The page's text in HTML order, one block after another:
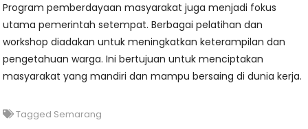
Program pemberdayaan masyarakat juga menjadi fokus
utama pemerintah setempat. Berbagai pelatihan dan
workshop diadakan untuk meningkatkan keterampilan dan
pengetahuan warga. Ini bertujuan untuk menciptakan
masyarakat yang mandiri dan mampu bersaing di dunia kerja.
Tagged Semarang